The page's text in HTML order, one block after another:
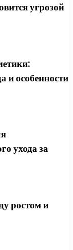
угрозой
и особенности
ухода за
ростом и